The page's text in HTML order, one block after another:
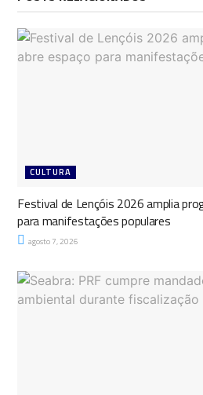
CULTURA
Festival de Lençóis 2026 amplia
para manifestações populares
agosto 7, 2026